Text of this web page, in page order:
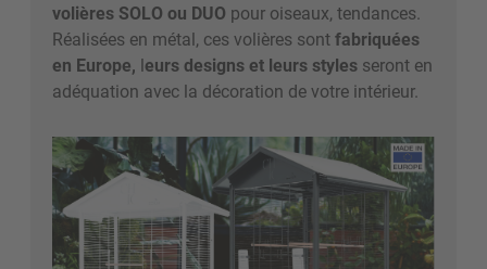
volières SOLO ou DUO pour oiseaux, tendances.
Réalisées en métal, ces volières sontfabriquées
en Europe, leurs designs et leurs styles seront en
adéquation avec la décoration de votre intérieur.